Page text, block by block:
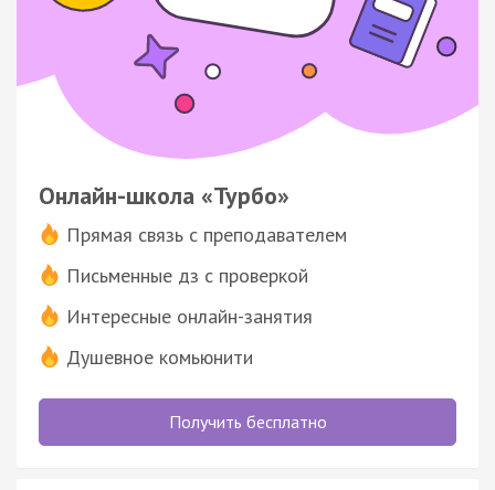
Онлайн-школа «Турбо»
Прямая связь с преподавателем
Письменные дз с проверкой
Интересные онлайн-занятия
Душевное комьюнити
Получить бесплатно